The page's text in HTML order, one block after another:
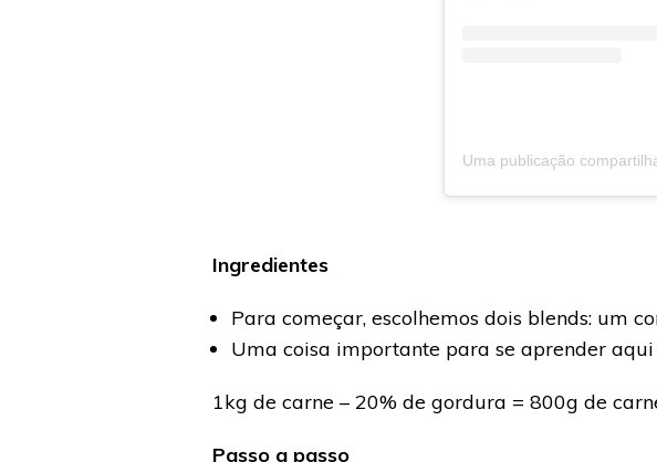
Ingredientes
Para começar, escolhemos dois blends: um
Uma coisa importante para se aprender
1kg de carne – 20% de gordura = 800g de
Passo a passo